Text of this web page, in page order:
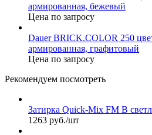
армированная, бежевый
Цена по запросу
Dauer BRICK.COLOR 250
армированная, графитовый
Цена по запросу
Рекомендуем посмотреть
Затирка Quick-Mix FM B
1263 руб./шт